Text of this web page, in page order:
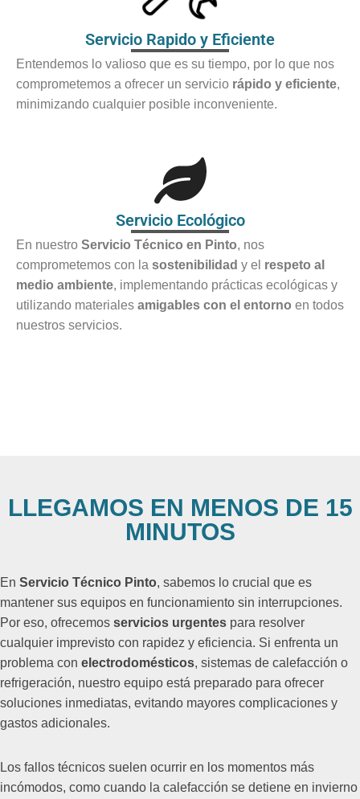
Servicio Rapido y Eficiente
Entendemos lo valioso que es su tiempo, por lo que nos
comprometemos a ofrecer un servicio rápido y eficiente,
minimizando cualquier posible inconveniente.
Servicio Ecológico
En nuestro Servicio Técnico en Pinto, nos
comprometemos con la sostenibilidad y el respeto al
medio ambiente, implementando prácticas ecológicas y
utilizando materiales amigables con el entorno en todos
nuestros servicios.
LLEGAMOS EN MENOS DE 15
MINUTOS
En Servicio Técnico Pinto, sabemos lo crucial que es
mantener sus equipos en funcionamiento sin interrupciones.
Por eso, ofrecemos servicios urgentes para resolver
cualquier imprevisto con rapidez y eficiencia. Si enfrenta un
problema con electrodomésticos, sistemas de calefacción o
refrigeración, nuestro equipo está preparado para ofrecer
soluciones inmediatas, evitando mayores complicaciones y
gastos adicionales.
Los fallos técnicos suelen ocurrir en los momentos más
incómodos, como cuando la calefacción se detiene en invierno